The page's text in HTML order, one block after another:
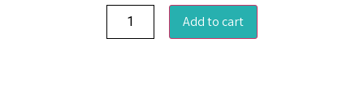
Add to cart